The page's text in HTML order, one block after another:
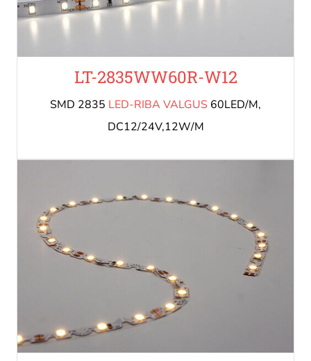
LT-2835WW60R-W12
SMD 2835 LED-RIBA VALGUS 60LED/M,
DC12/24V,12W/M